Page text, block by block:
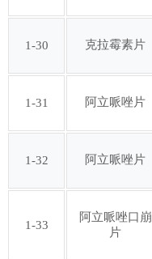
第一百零三批
第一百零五批
第一百零七批
1-30 克拉霉素片
1-31 阿立哌唑片
1-32 阿立哌唑片
1-33
阿立哌唑口崩
片